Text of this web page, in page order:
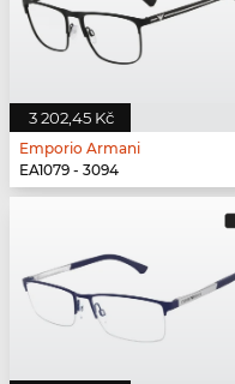
3 202,45 Kč
Emporio Armani
EA1079 - 3094